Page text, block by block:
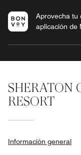
Aprovecha tu
aplicación de
SHERATON
RESORT
Información general